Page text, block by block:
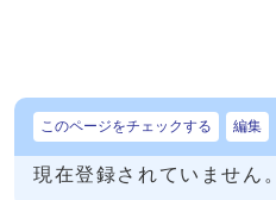
このページをチェックする 編集
現在登録されていません。